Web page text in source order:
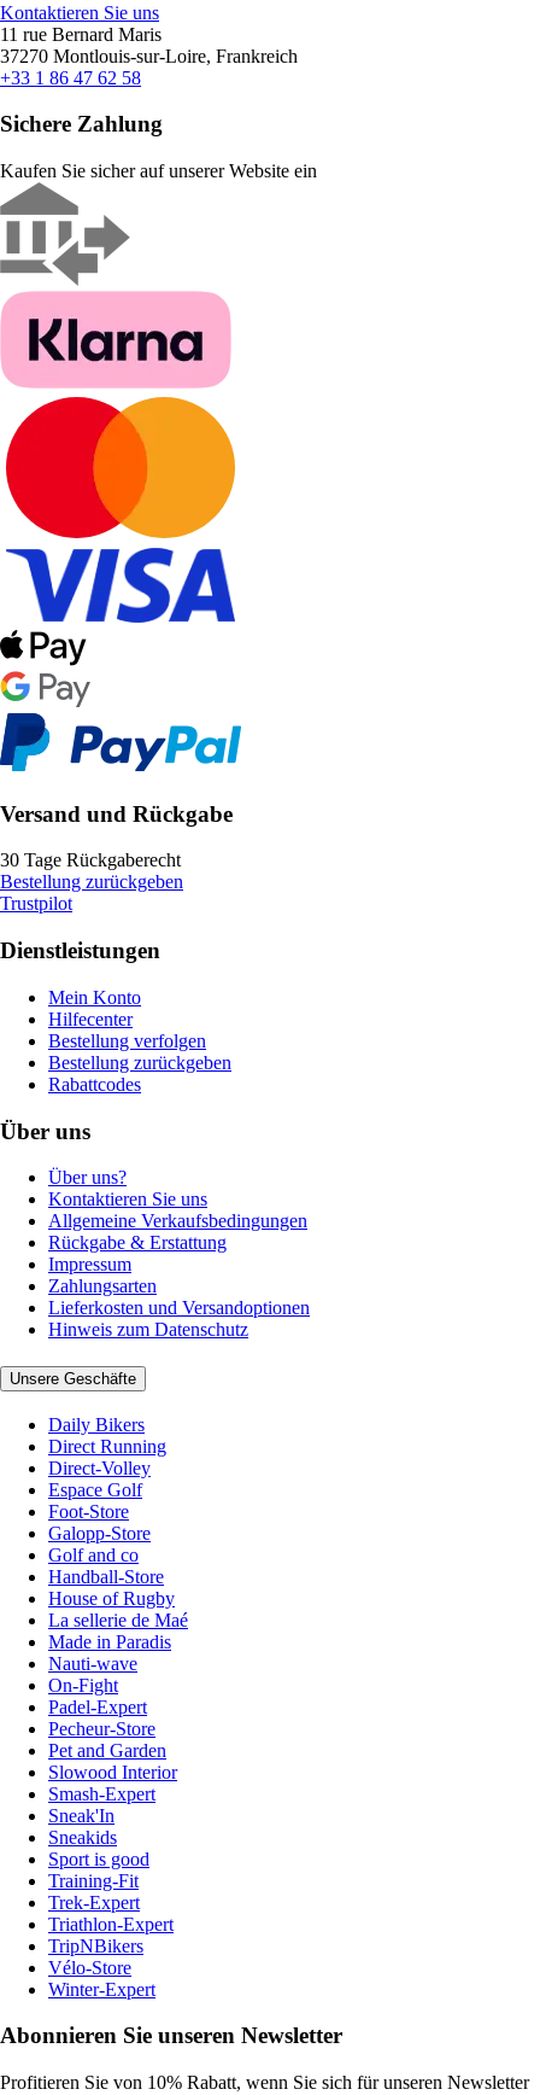
Kontaktieren Sie uns
11 rue Bernard Maris
37270 Montlouis-sur-Loire, Frankreich
+33 1 86 47 62 58
Sichere Zahlung
Kaufen Sie sicher auf unserer Website ein
Versand und Rückgabe
30 Tage Rückgaberecht
Bestellung zurückgeben
Trustpilot
Dienstleistungen
Mein Konto
Hilfecenter
Bestellung verfolgen
Bestellung zurückgeben
Rabattcodes
Über uns
Über uns?
Kontaktieren Sie uns
Allgemeine Verkaufsbedingungen
Rückgabe & Erstattung
Impressum
Zahlungsarten
Lieferkosten und Versandoptionen
Hinweis zum Datenschutz
Unsere Geschäfte
Daily Bikers
Direct Running
Direct-Volley
Espace Golf
Foot-Store
Galopp-Store
Golf and co
Handball-Store
House of Rugby
La sellerie de Maé
Made in Paradis
Nauti-wave
On-Fight
Padel-Expert
Pecheur-Store
Pet and Garden
Slowood Interior
Smash-Expert
Sneak'In
Sneakids
Sport is good
Training-Fit
Trek-Expert
Triathlon-Expert
TripNBikers
Vélo-Store
Winter-Expert
Abonnieren Sie unseren Newsletter
Profitieren Sie von 10% Rabatt, wenn Sie sich für unseren Newsletter